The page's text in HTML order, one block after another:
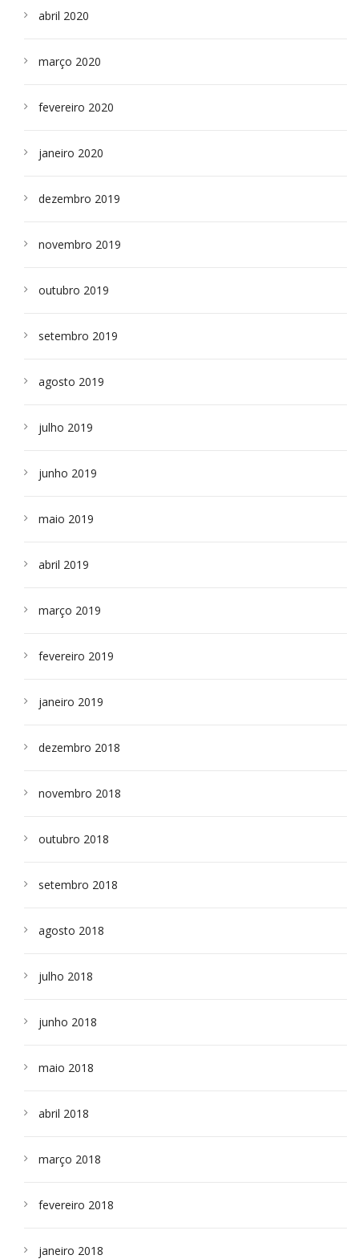
abril 2020
março 2020
fevereiro 2020
janeiro 2020
dezembro 2019
novembro 2019
outubro 2019
setembro 2019
agosto 2019
julho 2019
junho 2019
maio 2019
abril 2019
março 2019
fevereiro 2019
janeiro 2019
dezembro 2018
novembro 2018
outubro 2018
setembro 2018
agosto 2018
julho 2018
junho 2018
maio 2018
abril 2018
março 2018
fevereiro 2018
janeiro 2018